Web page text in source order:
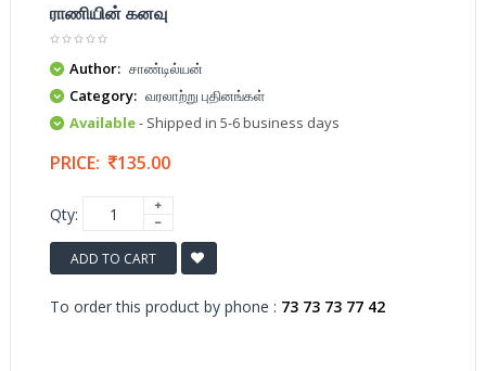
ராணியின் கனவு
Author: சாண்டில்யன்
Category: வரலாற்று புதினங்கள்
Available- Shipped in 5-6 business days
PRICE: 135.00
Qty:
ADD TO CART
To order this product by phone : 73 73 73 77 42